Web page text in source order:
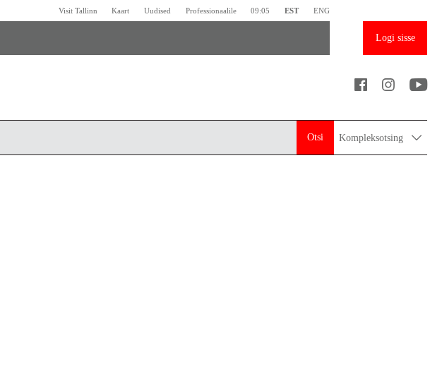
Visit Tallinn Kaart Uudised Professionaalile 09:05 EST ENG
Logi sisse
Otsi Kompleksotsing